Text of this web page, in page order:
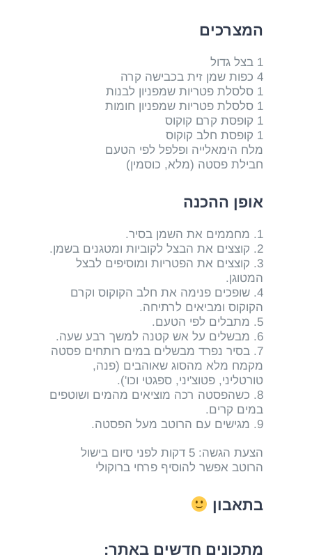
המצרכים
1 בצל גדול
4 כפות שמן זית בכבישה קרה
1 סלסלת פטריות שמפניון לבנות
1 סלסלת פטריות שמפניון חומות
1 קופסת קרם קוקוס
1 קופסת חלב קוקוס
מלח הימאלייה ופלפל לפי הטעם
חבילת פסטה (מלא, כוסמין)
אופן ההכנה
1. מחממים את השמן בסיר.
2. קוצצים את הבצל לקוביות ומטגנים בשמן.
3. קוצצים את הפטריות ומוסיפים לבצל
המטוגן.
4. שופכים פנימה את חלב הקוקוס וקרם
הקוקוס ומביאים לרתיחה.
5. מתבלים לפי הטעם.
6. מבשלים על אש קטנה למשך רבע שעה.
7. בסיר נפרד מבשלים במים רותחים פסטה
מקמח מלא מהסוג שאוהבים (פנה,
טורטליני, פטוצ'יני, ספגטי וכו').
8. כשהפסטה רכה מוציאים מהמים ושוטפים
במים קרים.
9. מגישים עם הרוטב מעל הפסטה.
הצעת הגשה: 5 דקות לפני סיום בישול
הרוטב אפשר להוסיף פרחי ברוקולי
בתאבון
מתכונים חדשים באתר: